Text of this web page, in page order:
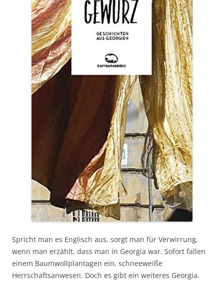
Spricht man es Englisch aus, sorgt man für Verwirrung,
wenn man erzählt, dass man in Georgia war. Sofort fallen
einem Baumwollplantagen ein, schneeweiße
Herrschaftsanwesen. Doch es gibt ein weiteres Georgia.